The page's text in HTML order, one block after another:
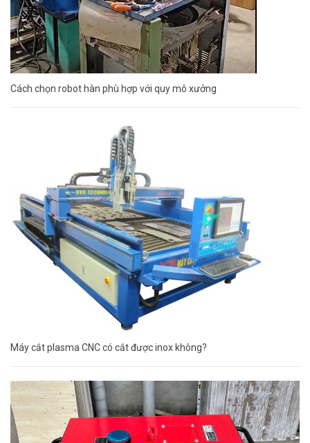
Cách chọn robot hàn phù hợp với quy mô xưởng
Máy cắt plasma CNC có cắt được inox không?